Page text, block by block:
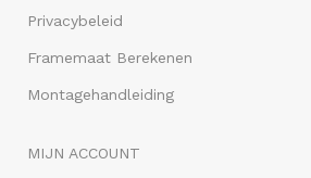
Privacybeleid
Framemaat Berekenen
Montagehandleiding
MIJN ACCOUNT